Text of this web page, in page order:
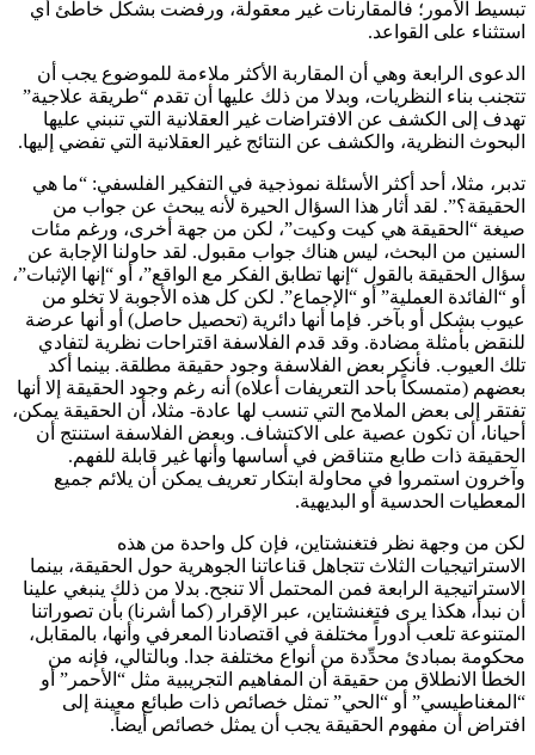
تبسيط الأمور؛ فالمقارنات غير معقولة، ورفضت بشكل خاطئ أي
استثناء على القواعد.
الدعوى الرابعة وهي أن المقاربة الأكثر ملاءمة للموضوع يجب أن
تتجنب بناء النظريات، وبدلا من ذلك عليها أن تقدم “طريقة علاجية”
تهدف إلى الكشف عن الافتراضات غير العقلانية التي تنبني عليها
البحوث النظرية، والكشف عن النتائج غير العقلانية التي تفضي إليها.
تدبر، مثلا، أحد أكثر الأسئلة نموذجية في التفكير الفلسفي: “ما هي
الحقيقة؟”. لقد أثار هذا السؤال الحيرة لأنه يبحث عن جواب من
صيغة “الحقيقة هي كيت وكيت”، لكن من جهة أخرى، ورغم مئات
السنين من البحث، ليس هناك جواب مقبول. لقد حاولنا الإجابة عن
سؤال الحقيقة بالقول “إنها تطابق الفكر مع الواقع”، أو “إنها الإثبات”،
أو “الفائدة العملية” أو “الإجماع”. لكن كل هذه الأجوبة لا تخلو من
عيوب بشكل أو بآخر. فإما أنها دائرية (تحصيل حاصل) أو أنها عرضة
للنقض بأمثلة مضادة. وقد قدم الفلاسفة اقتراحات نظرية لتفادي
تلك العيوب. فأنكر بعض الفلاسفة وجود حقيقة مطلقة. بينما أكد
بعضهم (متمسكاً بأحد التعريفات أعلاه) أنه رغم وجود الحقيقة إلا أنها
تفتقر إلى بعض الملامح التي تنسب لها عادة- مثلا، أن الحقيقة يمكن،
أحيانا، أن تكون عصية على الاكتشاف. وبعض الفلاسفة استنتج أن
الحقيقة ذات طابع متناقض في أساسها وأنها غير قابلة للفهم.
وآخرون استمروا في محاولة ابتكار تعريف يمكن أن يلائم جميع
المعطيات الحدسية أو البديهية.
لكن من وجهة نظر فتغنشتاين، فإن كل واحدة من هذه
الاستراتيجيات الثلاث تتجاهل قناعاتنا الجوهرية حول الحقيقة، بينما
الاستراتيجية الرابعة فمن المحتمل ألا تنجح. بدلا من ذلك ينبغي علينا
أن نبدأ، هكذا يرى فتغنشتاين، عبر الإقرار (كما أشرنا) بأن تصوراتنا
المتنوعة تلعب أدوراً مختلفة في اقتصادنا المعرفي وأنها، بالمقابل،
محكومة بمبادئ محدِّدة من أنواع مختلفة جدا. وبالتالي، فإنه من
الخطأ الانطلاق من حقيقة أن المفاهيم التجريبية مثل “الأحمر” أو
“المغناطيسي” أو “الحي” تمثل خصائص ذات طبائع معينة إلى
افتراض أن مفهوم الحقيقة يجب أن يمثل خصائص أيضاً.